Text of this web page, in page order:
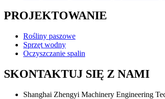
PROJEKTOWANIE
Rośliny paszowe
Sprzęt wodny
Oczyszczanie spalin
SKONTAKTUJ SIĘ Z NAMI
Shanghai Zhengyi Machinery Engineering